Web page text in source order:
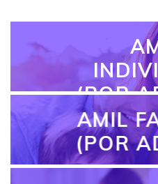
(POR
AMIL
(POR